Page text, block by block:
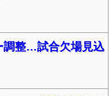
調整…試合欠場見込